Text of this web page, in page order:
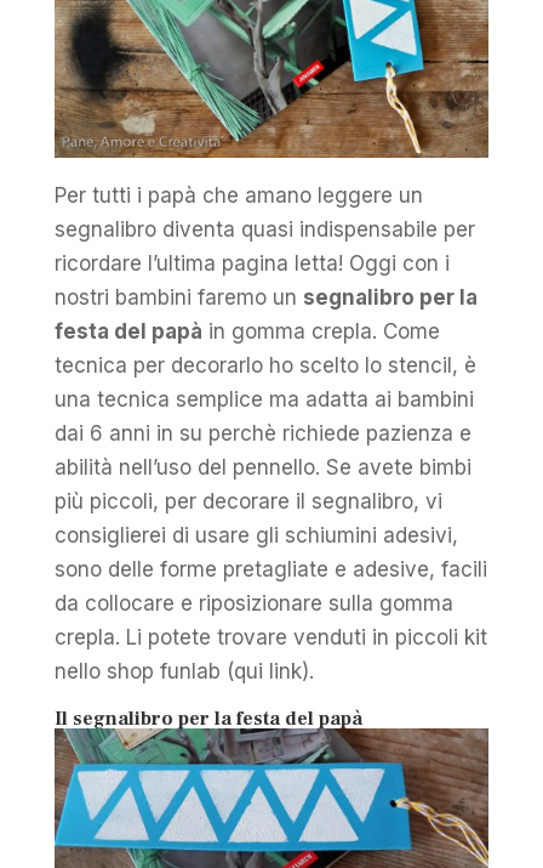
Per tutti i papà che amano leggere un
segnalibro diventa quasi indispensabile per
ricordare l’ultima pagina letta! Oggi con i
nostri bambini faremo un segnalibro per la
festa del papà in gomma crepla. Come
tecnica per decorarlo ho scelto lo stencil, è
una tecnica semplice ma adatta ai bambini
dai 6 anni in su perchè richiede pazienza e
abilità nell’uso del pennello. Se avete bimbi
più piccoli, per decorare il segnalibro, vi
consiglierei di usare gli schiumini adesivi,
sono delle forme pretagliate e adesive, facili
da collocare e riposizionare sulla gomma
crepla. Li potete trovare venduti in piccoli kit
nello shop funlab (qui link).
Il segnalibro per la festa del papà